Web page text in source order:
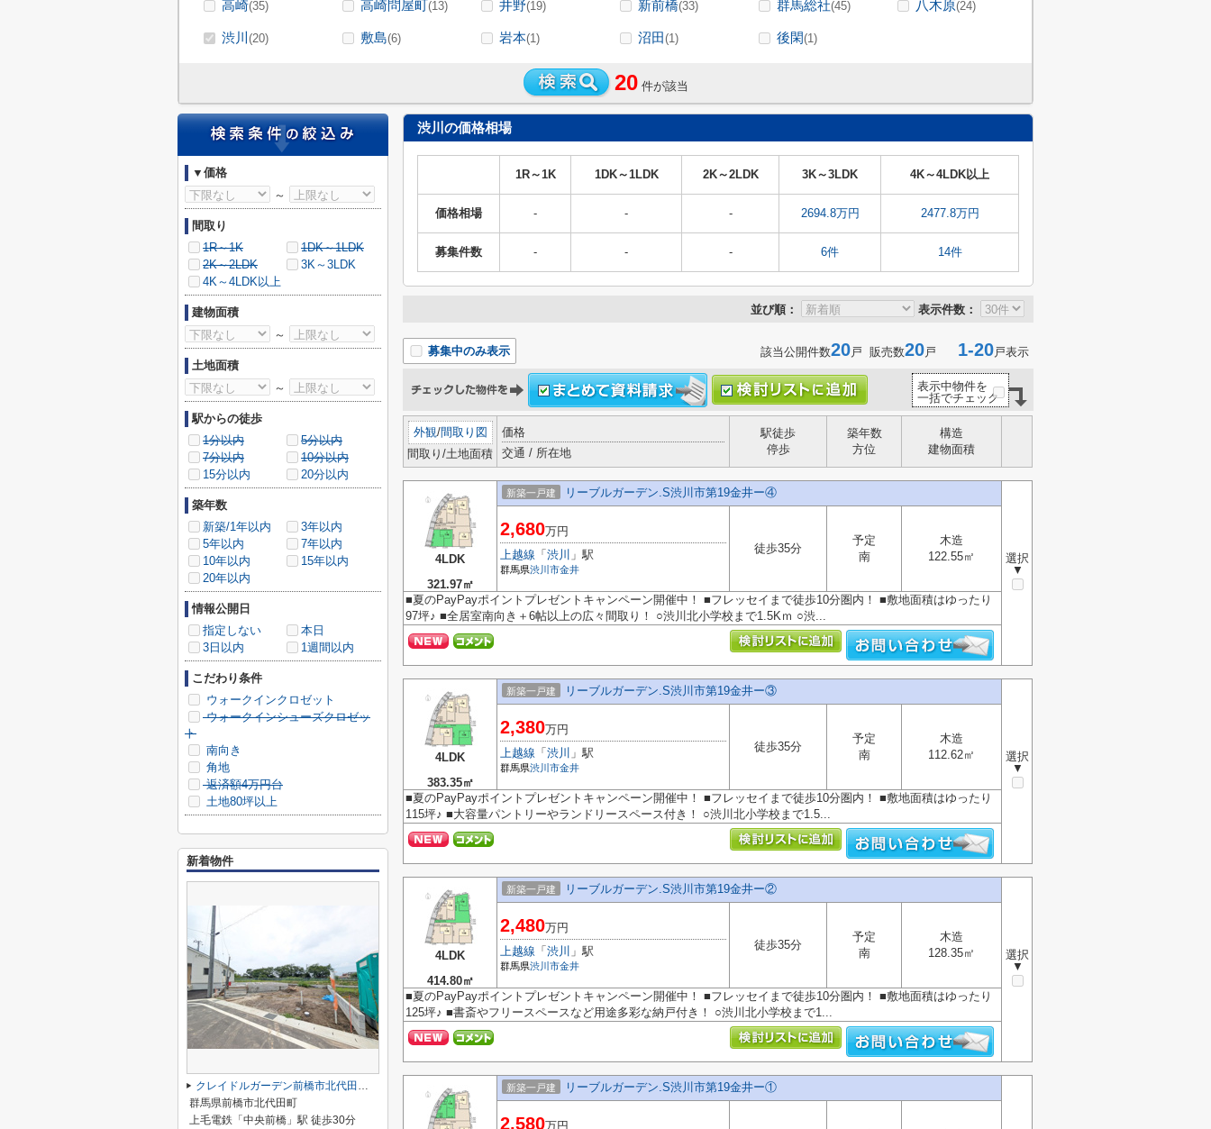
高崎(35) 高崎問屋町(13) 井野(19) 新前橋(33) 群馬総社(45) 八木原(24)
渋川 (20) 敷島(6) 岩本(1) 沼田(1) 後閑(1)
20 件が該当
渋川の価格相場
1R～1K 1DK～1LDK 2K～2LDK 3K～3LDK 4K～4LDK以上
価格相場 - - - 2694.8万円 2477.8万円
募集件数 - - - 6件 14件
並び順： 表示件数：
募集中のみ表示 該当公開件数20戸 販売数20戸 1-20戸表示
表示中物件を
一括でチェック
外観/間取り図
間取り/土地面積
価格
交通 / 所在地
駅徒歩
停歩
築年数
方位
構造
建物面積
4LDK
321.97㎡
新築一戸建 リーブルガーデン.S渋川市第19金井ー④
選択
▼
2,680万円
上越線 「 渋川 」駅
群馬県渋川市金井
徒歩35分
予定
南
木造
122.55㎡
■夏のPayPayポイントプレゼントキャンペーン開催中！ ■フレッセイまで徒歩10分圏内！ ■敷地面積はゆったり
97坪♪ ■全居室南向き＋6帖以上の広々間取り！ ○渋川北小学校まで1.5Kｍ ○渋...
4LDK
383.35㎡
新築一戸建 リーブルガーデン.S渋川市第19金井ー③
選択
▼
2,380万円
上越線 「 渋川 」駅
群馬県渋川市金井
徒歩35分
予定
南
木造
112.62㎡
■夏のPayPayポイントプレゼントキャンペーン開催中！ ■フレッセイまで徒歩10分圏内！ ■敷地面積はゆったり
115坪♪ ■大容量パントリーやランドリースペース付き！ ○渋川北小学校まで1.5...
4LDK
414.80㎡
新築一戸建 リーブルガーデン.S渋川市第19金井ー②
選択
▼
2,480万円
上越線 「 渋川 」駅
群馬県渋川市金井
徒歩35分
予定
南
木造
128.35㎡
■夏のPayPayポイントプレゼントキャンペーン開催中！ ■フレッセイまで徒歩10分圏内！ ■敷地面積はゆったり
125坪♪ ■書斎やフリースペースなど用途多彩な納戸付き！ ○渋川北小学校まで1...
新築一戸建 リーブルガーデン.S渋川市第19金井ー①
2,580万円
▼価格
～
間取り
1R～1K
1DK～1LDK
2K～2LDK
3K～3LDK
4K～4LDK以上
建物面積
～
土地面積
～
駅からの徒歩
1分以内
5分以内
7分以内
10分以内
15分以内
20分以内
築年数
新築/1年以内
3年以内
5年以内
7年以内
10年以内
15年以内
20年以内
情報公開日
指定しない
本日
3日以内
1週間以内
こだわり条件
ウォークインクロゼット
ウォークインシューズクロゼッ
ト
南向き
角地
返済額4万円台
土地80坪以上
新着物件
クレイドルガーデン前橋市北代田町第10-2期ー②
群馬県前橋市北代田町
上毛電鉄「中央前橋」駅 徒歩30分